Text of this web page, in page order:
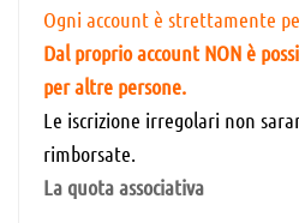
Ogni account è strettamente
Dal proprio account NON è
per altre persone.
Le iscrizione irregolari non
rimborsate.
La quota associativa